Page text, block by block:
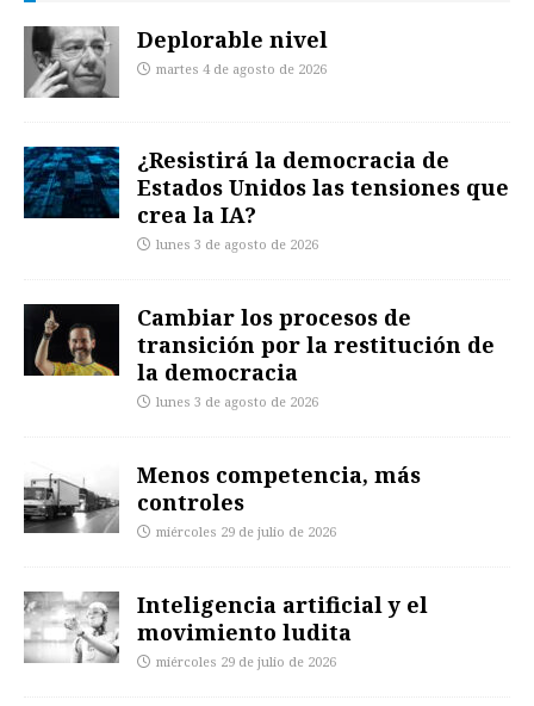
Deplorable nivel
martes 4 de agosto de 2026
¿Resistirá la democracia de
Estados Unidos las tensiones que
crea la IA?
lunes 3 de agosto de 2026
Cambiar los procesos de
transición por la restitución de
la democracia
lunes 3 de agosto de 2026
Menos competencia, más
controles
miércoles 29 de julio de 2026
Inteligencia artificial y el
movimiento ludita
miércoles 29 de julio de 2026